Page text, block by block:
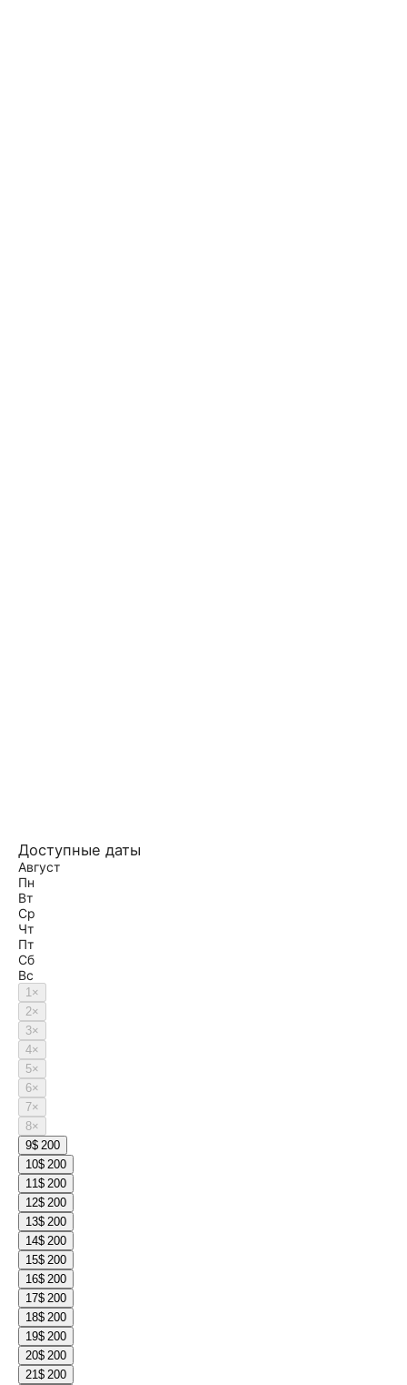
Доступные даты
Август
Пн
Вт
Ср
Чт
Пт
Сб
Вс
1×
2×
3×
4×
5×
6×
7×
8×
9$ 200
10$ 200
11$ 200
12$ 200
13$ 200
14$ 200
15$ 200
16$ 200
17$ 200
18$ 200
19$ 200
20$ 200
21$ 200